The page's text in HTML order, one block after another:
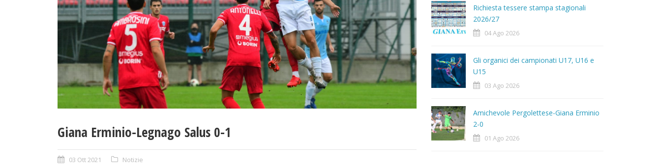
Giana Erminio-Legnago Salus 0-1
03 Ott 2021 Notizie
Richiesta tessere stampa stagionali
2026/27
04 Ago 2026
Gli organici dei campionati U17, U16 e
U15
03 Ago 2026
Amichevole Pergolettese-Giana Erminio
2-0
01 Ago 2026